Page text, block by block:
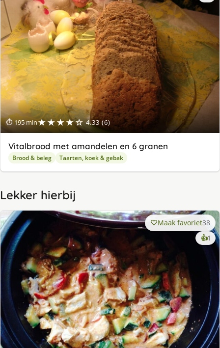
⏱ 195 min★★★★☆ 4.33 (6)
Vitalbrood met amandelen en 6 granen
Brood & beleg Taarten, koek & gebak
Lekker hierbij
Maak favoriet38
👍1